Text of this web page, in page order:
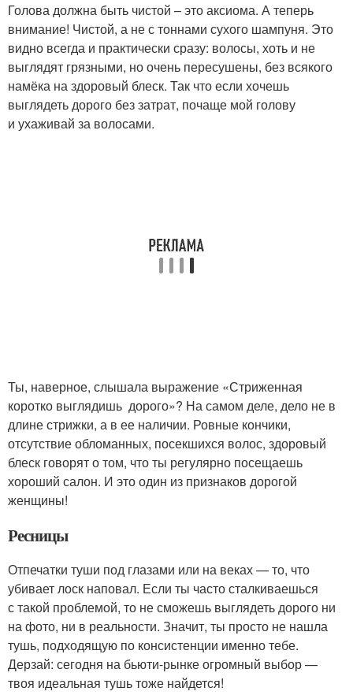
Голова должна быть чистой – это аксиома. А теперь
внимание! Чистой, а не с тоннами сухого шампуня. Это
видно всегда и практически сразу: волосы, хоть и не
выглядят грязными, но очень пересушены, без всякого
намёка на здоровый блеск. Так что если хочешь
выглядеть дорого без затрат, почаще мой голову
и ухаживай за волосами.
Ты, наверное, слышала выражение «Стриженная
коротко выглядишь дорого»? На самом деле, дело не в
длине стрижки, а в ее наличии. Ровные кончики,
отсутствие обломанных, посекшихся волос, здоровый
блеск говорят о том, что ты регулярно посещаешь
хороший салон. И это один из признаков дорогой
женщины!
Ресницы
Отпечатки туши под глазами или на веках — то, что
убивает лоск наповал. Если ты часто сталкиваешься
с такой проблемой, то не сможешь выглядеть дорого ни
на фото, ни в реальности. Значит, ты просто не нашла
тушь, подходящую по консистенции именно тебе.
Дерзай: сегодня на бьюти-рынке огромный выбор —
твоя идеальная тушь тоже найдется!